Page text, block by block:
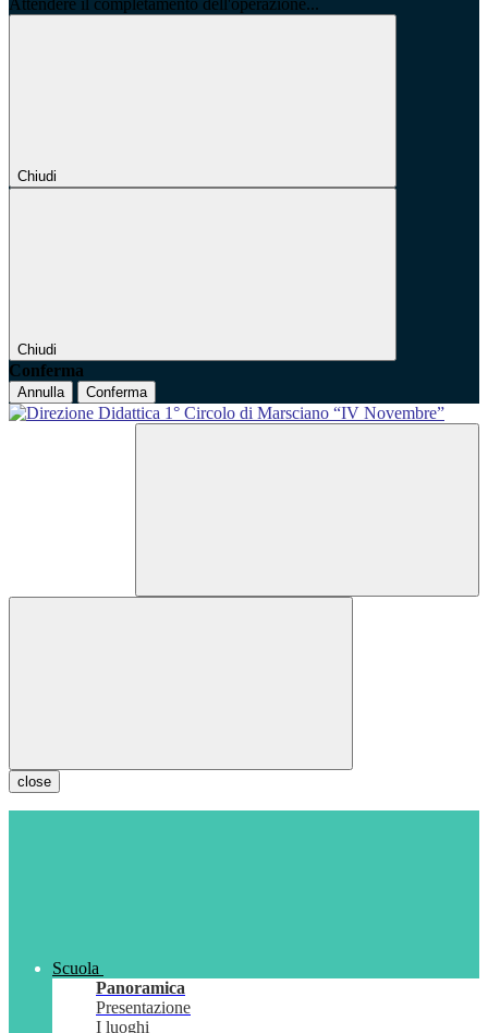
Attendere il completamento dell'operazione...
Chiudi
Chiudi
Conferma
Annulla Conferma
close
Scuola
Panoramica
Presentazione
I luoghi